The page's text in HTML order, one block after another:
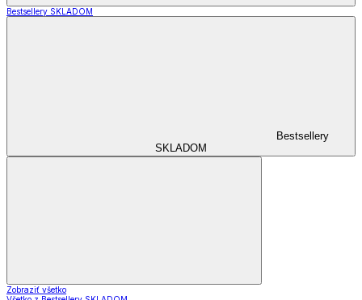
Bestsellery SKLADOM
Bestsellery
SKLADOM
Zobraziť všetko